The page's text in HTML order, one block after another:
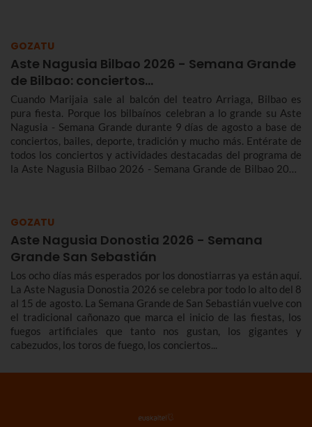
GOZATU
Aste Nagusia Bilbao 2026 - Semana Grande
de Bilbao: conciertos…
Cuando Marijaia sale al balcón del teatro Arriaga, Bilbao es
pura fiesta. Porque los bilbaínos celebran a lo grande su Aste
Nagusia - Semana Grande durante 9 días de agosto a base de
conciertos, bailes, deporte, tradición y mucho más. Entérate de
todos los conciertos y actividades destacadas del programa de
la Aste Nagusia Bilbao 2026 - Semana Grande de Bilbao 2026
GOZATU
Aste Nagusia Donostia 2026 - Semana
Grande San Sebastián
Los ocho días más esperados por los donostiarras ya están aquí.
La Aste Nagusia Donostia 2026 se celebra por todo lo alto del 8
al 15 de agosto. La Semana Grande de San Sebastián vuelve con
el tradicional cañonazo que marca el inicio de las fiestas, los
fuegos artificiales que tanto nos gustan, los gigantes y
cabezudos, los toros de fuego, los conciertos...